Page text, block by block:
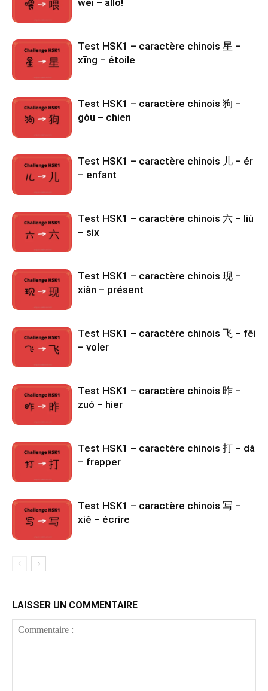
Test HSK1 – caractère chinois 星 –
xīng – étoile
Test HSK1 – caractère chinois 狗 –
gǒu – chien
Test HSK1 – caractère chinois 儿 – ér
– enfant
Test HSK1 – caractère chinois 六 – liù
– six
Test HSK1 – caractère chinois 现 –
xiàn – présent
Test HSK1 – caractère chinois 飞 – fēi
– voler
Test HSK1 – caractère chinois 昨 –
zuó – hier
Test HSK1 – caractère chinois 打 – dǎ
– frapper
Test HSK1 – caractère chinois 写 –
xiě – écrire
LAISSER UN COMMENTAIRE